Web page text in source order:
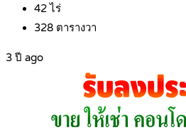
42ไร่
328 ตารางวา
3 ปี ago